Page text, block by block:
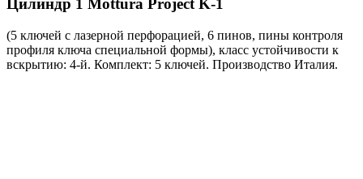
Цилиндр 1 Mottura Project K-1
(5 ключей с лазерной перфорацией, 6 пинов, пины контроля
профиля ключа специальной формы), класс устойчивости к
вскрытию: 4-й. Комплект: 5 ключей. Производство Италия.